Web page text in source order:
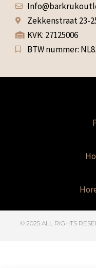
Zekkenstraat 23-
KVK: 27125006
BTW nummer:
© 2025 ALL RIGHTS